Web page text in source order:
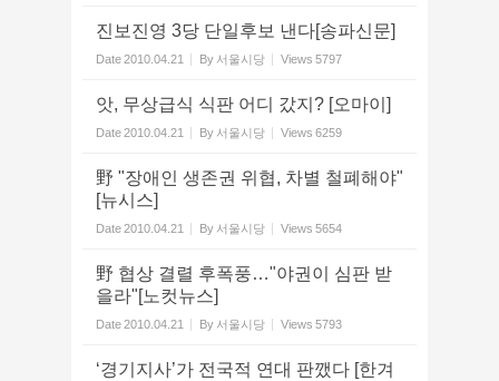
진보진영 3당 단일후보 낸다[송파신문]
Date2010.04.21 By 서울시당 Views 5797
앗, 무상급식 식판 어디 갔지? [오마이]
Date2010.04.21 By 서울시당 Views 6259
野 "장애인 생존권 위협, 차별 철폐해야"
[뉴시스]
Date2010.04.21 By 서울시당 Views 5654
野 협상 결렬 후폭풍…"야권이 심판 받
을라"[노컷뉴스]
Date2010.04.21 By 서울시당 Views 5793
‘경기지사’가 전국적 연대 판깼다 [한겨